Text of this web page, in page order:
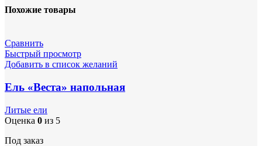
Похожие товары
Сравнить
Быстрый просмотр
Добавить в список желаний
Ель «Веста» напольная
Литые ели
Оценка 0 из 5
Под заказ